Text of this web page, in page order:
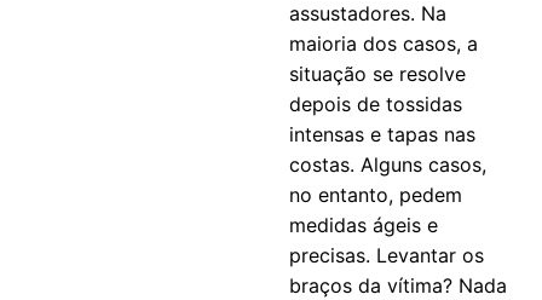
assustadores. Na
maioria dos casos, a
situação se resolve
depois de tossidas
intensas e tapas nas
costas. Alguns casos,
no entanto, pedem
medidas ágeis e
precisas. Levantar os
braços da vítima? Nada